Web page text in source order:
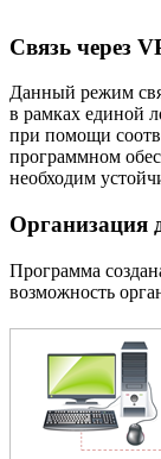
Связь через
Данный режим
в рамках единой
при помощи
программном
необходим
Организация
Программа
возможность